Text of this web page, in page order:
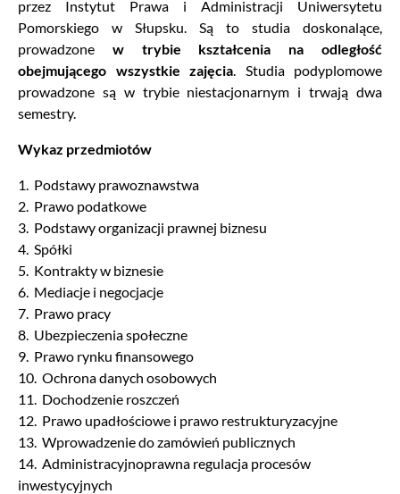
przez Instytut Prawa i Administracji Uniwersytetu
Pomorskiego w Słupsku. Są to studia doskonalące,
prowadzone w trybie kształcenia na odległość
obejmującego wszystkie zajęcia . Studia podyplomowe
prowadzone są w trybie niestacjonarnym i trwają dwa
semestry.
Wykaz przedmiotów
1. Podstawy prawoznawstwa
2. Prawo podatkowe
3. Podstawy organizacji prawnej biznesu
4. Spółki
5. Kontrakty w biznesie
6. Mediacje i negocjacje
7. Prawo pracy
8. Ubezpieczenia społeczne
9. Prawo rynku finansowego
10. Ochrona danych osobowych
11. Dochodzenie roszczeń
12. Prawo upadłościowe i prawo restrukturyzacyjne
13. Wprowadzenie do zamówień publicznych
14. Administracyjnoprawna regulacja procesów
inwestycyjnych